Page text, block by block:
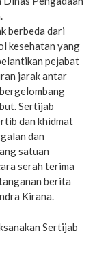
berbeda dari
kesehatan yang
pejabat
jarak antar
Sertijab
dan khidmat
dan
satuan
serah terima
berita
Kirana.
Sertijab